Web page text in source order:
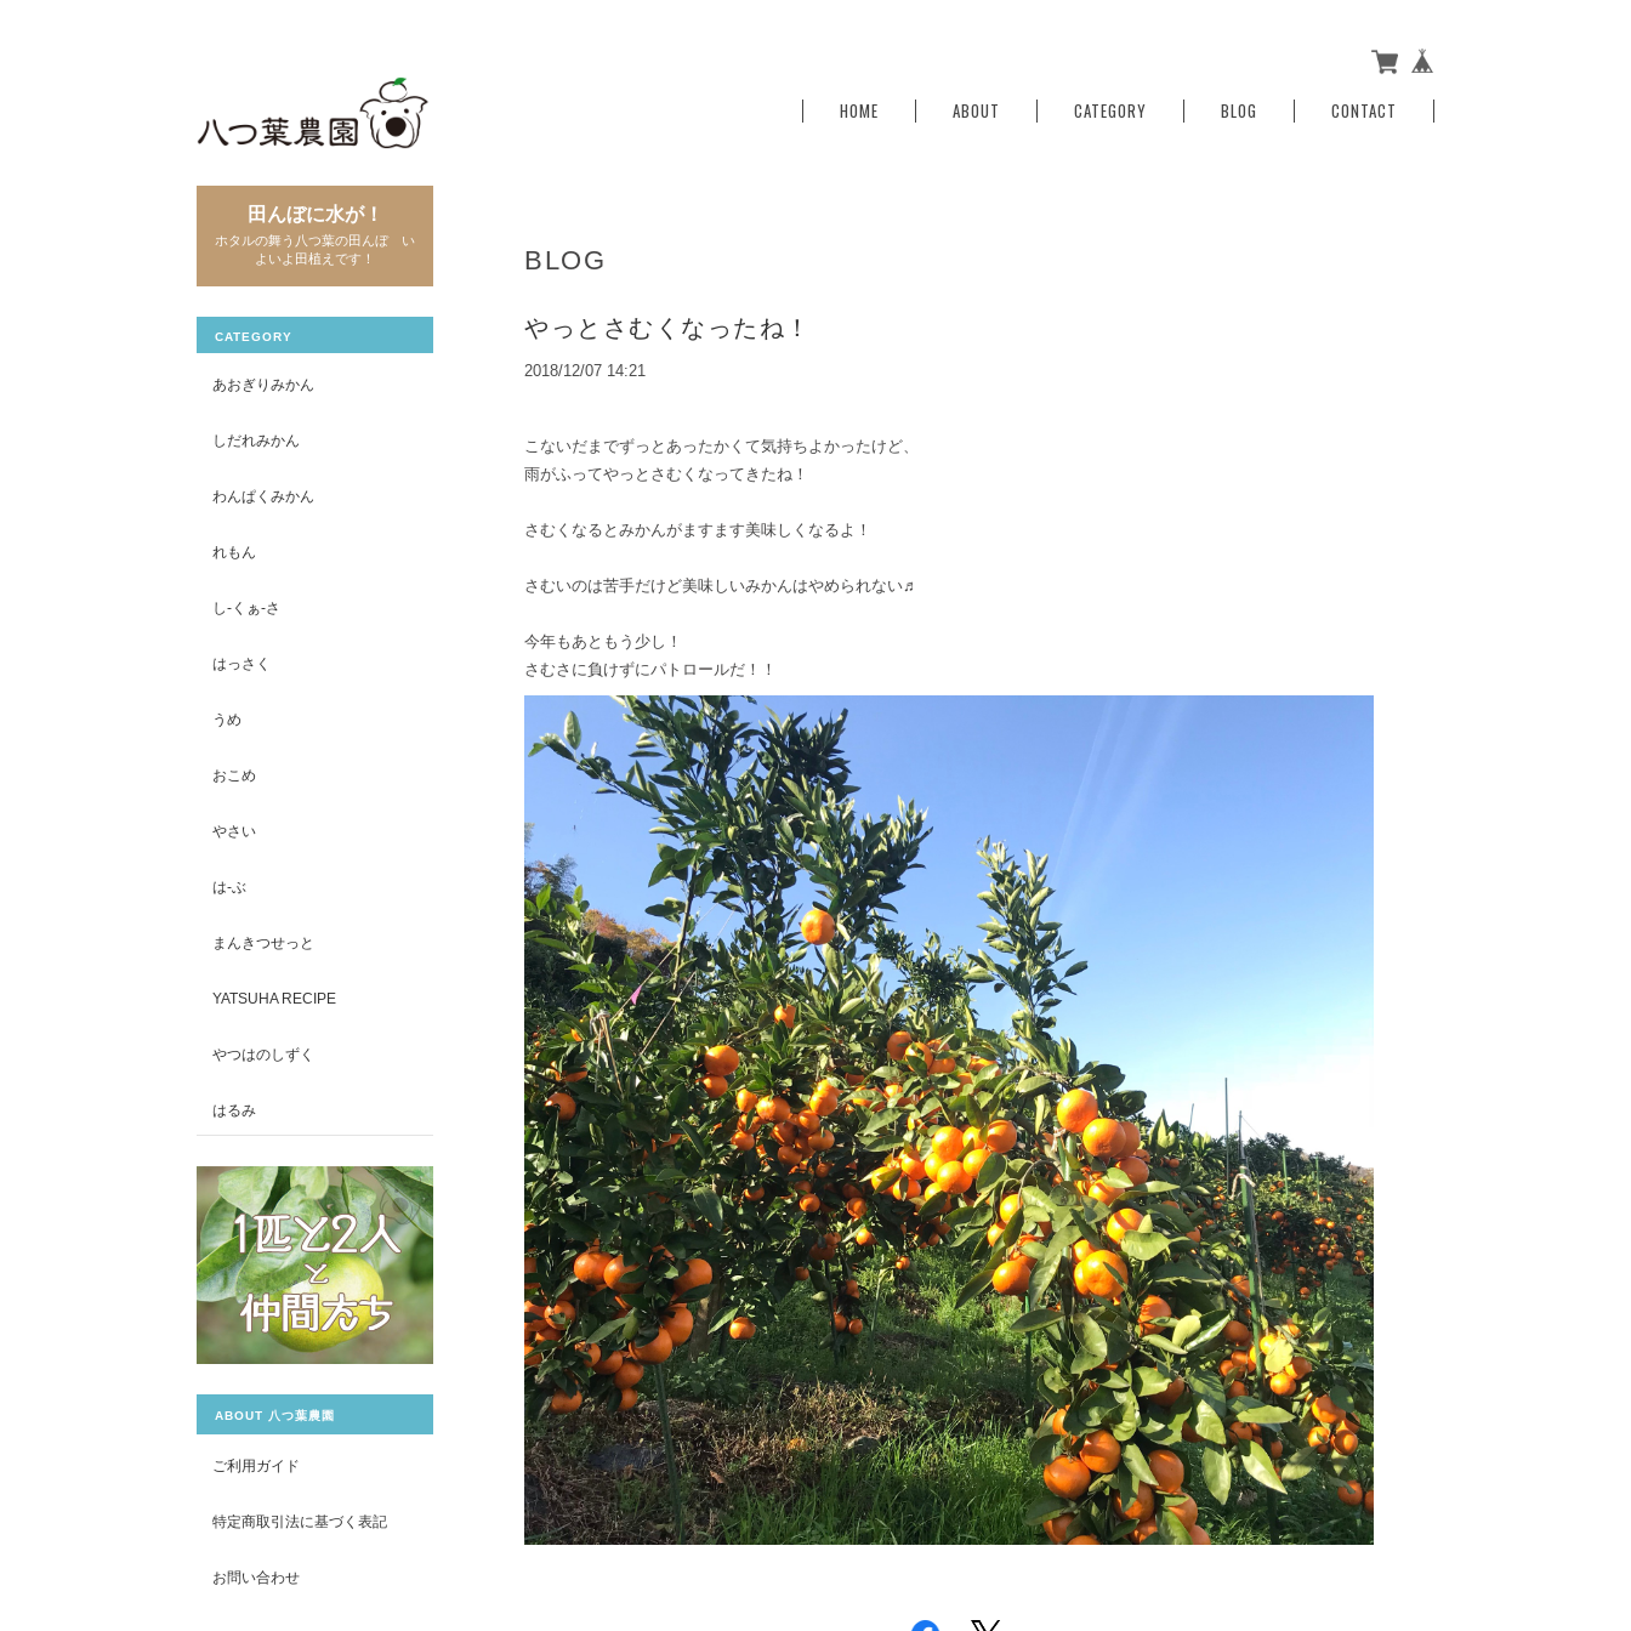
HOME ABOUT CATEGORY BLOG CONTACT
BLOG
やっとさむくなったね！
2018/12/07 14:21
こないだまでずっとあったかくて気持ちよかったけど、
雨がふってやっとさむくなってきたね！
さむくなるとみかんがますます美味しくなるよ！
さむいのは苦手だけど美味しいみかんはやめられない♬
今年もあともう少し！
さむさに負けずにパトロールだ！！
田んぼに水が！
ホタルの舞う八つ葉の田んぼ い
よいよ田植えです！
CATEGORY
あおぎりみかん
しだれみかん
わんぱくみかん
れもん
し-くぁ-さ
はっさく
うめ
おこめ
やさい
は-ぶ
まんきつせっと
YATSUHA RECIPE
やつはのしずく
はるみ
ABOUT 八つ葉農園
ご利用ガイド
特定商取引法に基づく表記
お問い合わせ